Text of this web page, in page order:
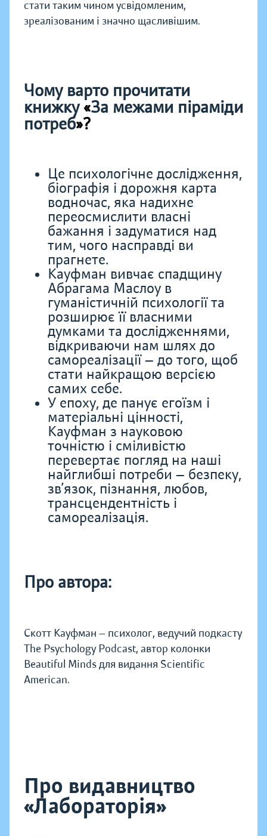
стати таким чином усвідомленим,
зреалізованим і значно щасливішим.
Чому варто прочитати
книжку«За межами піраміди
потреб»?
Це психологічне дослідження,
біографія і дорожня карта
водночас, яка надихне
переосмислити власні
бажання і задуматися над
тим, чого насправді ви
прагнете.
Кауфман вивчає спадщину
Абрагама Маслоу в
гуманістичній психології та
розширює її власними
думками та дослідженнями,
відкриваючи нам шлях до
самореалізації — до того, щоб
стати найкращою версією
самих себе.
У епоху, де панує егоїзм і
матеріальні цінності,
Кауфман з науковою
точністю і сміливістю
перевертає погляд на наші
найглибші потреби — безпеку,
зв’язок, пізнання, любов,
трансцендентність і
самореалізація.
Про автора:
Скотт Кауфман — психолог, ведучий подкасту
The Psychology Podcast, автор колонки
Beautiful Minds для видання Scientific
American.
Про видавництво
«Лабораторія»